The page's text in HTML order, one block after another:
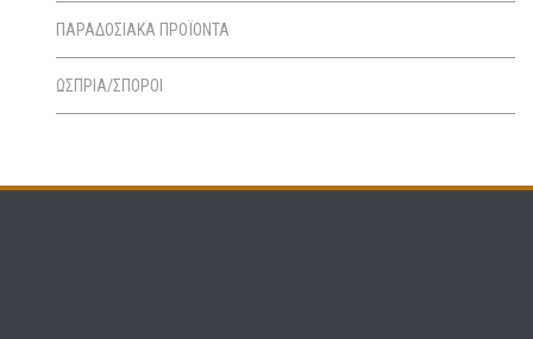
ΠΑΡΑΔΟΣΙΑΚΑ ΠΡΟΪΟΝΤΑ
ΩΣΠΡΙΑ/ΣΠΟΡΟΙ